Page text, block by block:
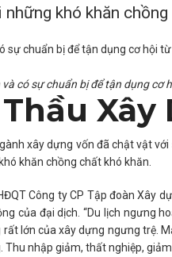
khó khăn chồng
có sự chuẩn bị để tận dụng cơ
Xây
xây dựng vốn đã chật vật
khăn chồng chất khó khăn.
Công ty CP Tập đoàn Xây
của đại dịch. “Du lịch ngưng
lớn của xây dựng ngưng trệ.
nhập giảm, thất nghiệp,